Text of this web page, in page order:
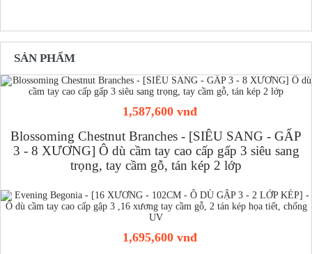
SẢN PHẨM
1,587,600 vnđ
Blossoming Chestnut Branches - [SIÊU SANG - GẤP
3 - 8 XƯƠNG] Ô dù cầm tay cao cấp gấp 3 siêu sang
trọng, tay cầm gỗ, tán kép 2 lớp
1,695,600 vnđ